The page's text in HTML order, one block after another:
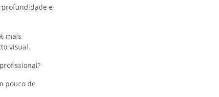
profundidade e
mais
visual.
pouco de